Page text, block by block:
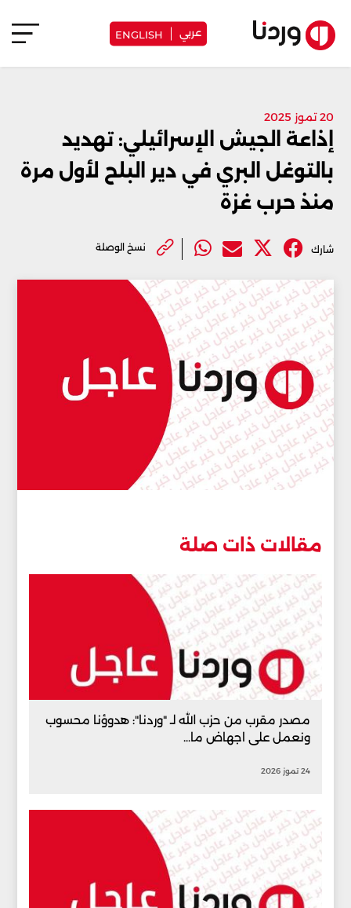
عربي ENGLISH
20 تموز 2025
إذاعة الجيش الإسرائيلي: تهديد
بالتوغل البري في دير البلح لأول مرة
منذ حرب غزة
شارك نسخ الوصلة
مقالات ذات صلة
مصدر مقرب من حزب الله لـ "وردنا": هدوؤنا محسوب
ونعمل على اجهاض ما...
24 تموز 2026